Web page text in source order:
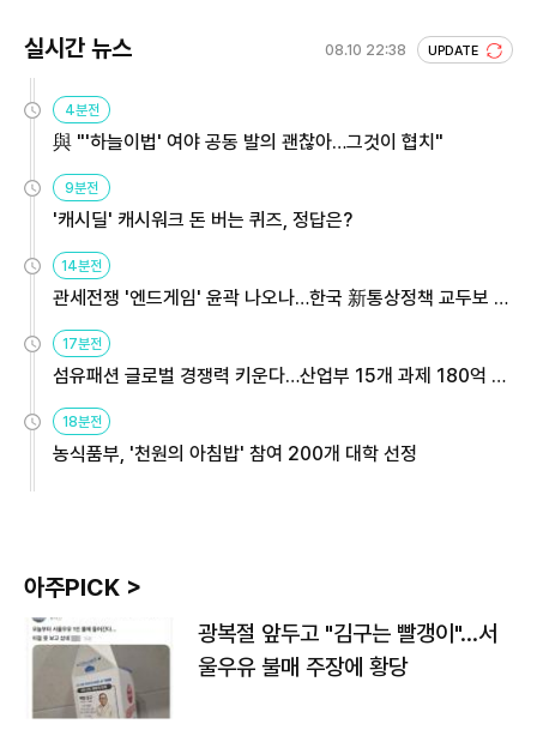
실시간 뉴스 08.10 22:38 UPDATE
4분전
與 "'하늘이법' 여야 공동 발의 괜찮아…그것이 협치"
9분전
'캐시딜' 캐시워크 돈 버는 퀴즈, 정답은?
14분전
관세전쟁 '엔드게임' 윤곽 나오나…한국 新통상정책 교두보 활
17분전
섬유패션 글로벌 경쟁력 키운다…산업부 15개 과제 180억 지
18분전
농식품부, '천원의 아침밥' 참여 200개 대학 선정
아주PICK >
광복절 앞두고 "김구는 빨갱이"…서
울우유 불매 주장에 황당